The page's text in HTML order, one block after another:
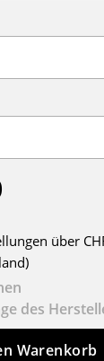
über
des
Warenkorb